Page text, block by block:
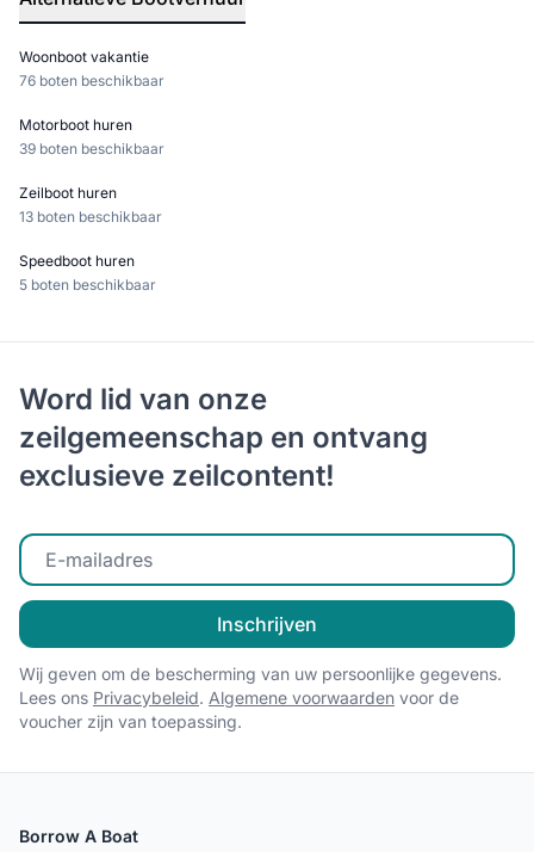
Woonboot vakantie
76 boten beschikbaar
Motorboot huren
39 boten beschikbaar
Zeilboot huren
13 boten beschikbaar
Speedboot huren
5 boten beschikbaar
Word lid van onze
zeilgemeenschap en ontvang
exclusieve zeilcontent!
Voer uw e-mailadres in
Inschrijven
Wij geven om de bescherming van uw persoonlijke gegevens.
Lees ons Privacybeleid. Algemene voorwaarden voor de
voucher zijn van toepassing.
Borrow A Boat